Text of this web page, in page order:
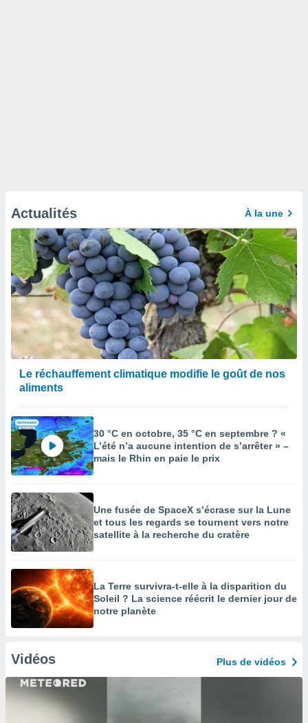
Actualités À la une
Le réchauffement climatique modifie le goût de nos
aliments
30 °C en octobre, 35 °C en septembre ? «
L’été n’a aucune intention de s’arrêter » –
mais le Rhin en paie le prix
Une fusée de SpaceX s’écrase sur la Lune
et tous les regards se tournent vers notre
satellite à la recherche du cratère
La Terre survivra-t-elle à la disparition du
Soleil ? La science réécrit le dernier jour de
notre planète
Vidéos Plus de vidéos